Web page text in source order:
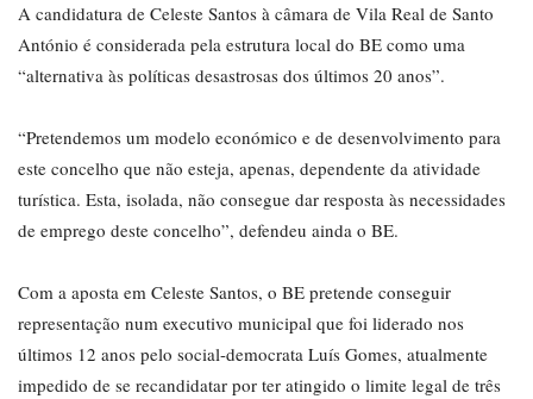
A candidatura de Celeste Santos à câmara de Vila Real de Santo
António é considerada pela estrutura local do BE como uma
“alternativa às políticas desastrosas dos últimos 20 anos”.
“Pretendemos um modelo económico e de desenvolvimento para
este concelho que não esteja, apenas, dependente da atividade
turística. Esta, isolada, não consegue dar resposta às necessidades
de emprego deste concelho”, defendeu ainda o BE.
Com a aposta em Celeste Santos, o BE pretende conseguir
representação num executivo municipal que foi liderado nos
últimos 12 anos pelo social-democrata Luís Gomes, atualmente
impedido de se recandidatar por ter atingido o limite legal de três